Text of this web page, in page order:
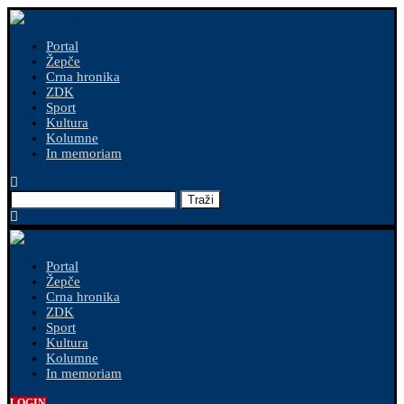
Portal
Žepče
Crna hronika
ZDK
Sport
Kultura
Kolumne
In memoriam
Traži
Portal
Žepče
Crna hronika
ZDK
Sport
Kultura
Kolumne
In memoriam